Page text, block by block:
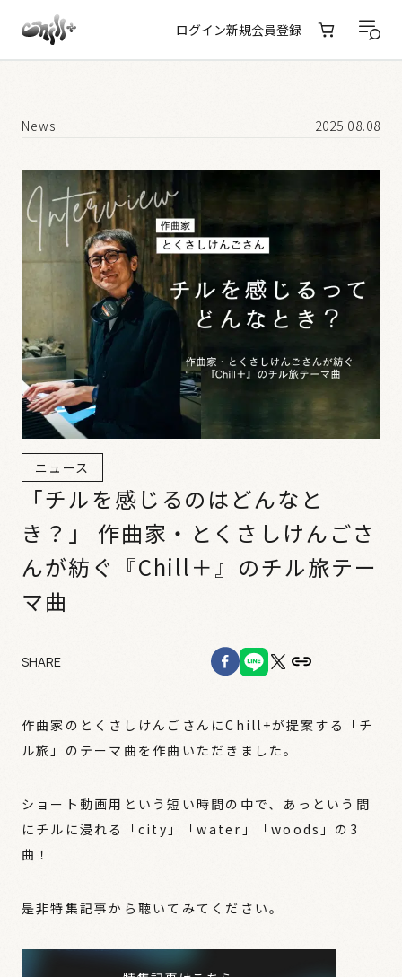
ログイン新規会員登録
News. 2025.08.08
ニュース
「チルを感じるのはどんなと
き？」 作曲家・とくさしけんごさ
んが紡ぐ『Chill＋』のチル旅テー
マ曲
SHARE
作曲家のとくさしけんごさんにChill+が提案する「チ
ル旅」のテーマ曲を作曲いただきました。
ショート動画用という短い時間の中で、あっという間
にチルに浸れる「city」「water」「woods」の3
曲！
是非特集記事から聴いてみてください。